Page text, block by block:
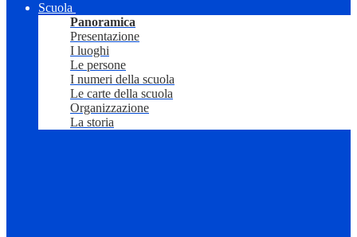
Scuola
Panoramica
Presentazione
I luoghi
Le persone
I numeri della scuola
Le carte della scuola
Organizzazione
La storia